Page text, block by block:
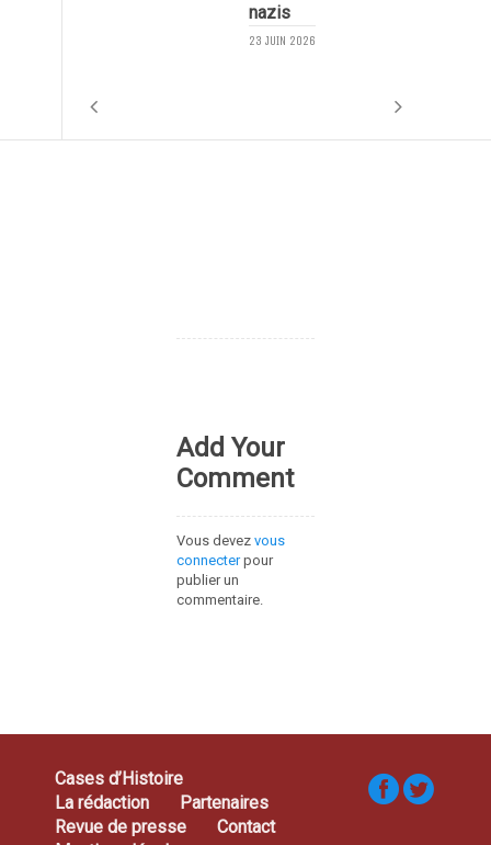
nazis
23 JUIN 2026
Add Your
Comment
Vous devez vous
connecterpour
publier un
commentaire.
Cases d’Histoire
La rédaction
Partenaires
Revue de presse
Contact